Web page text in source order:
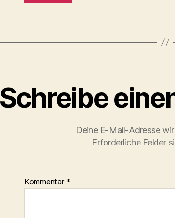
Schreibe
Deine E-Mail-Adresse
Erforderliche Felder
Kommentar *